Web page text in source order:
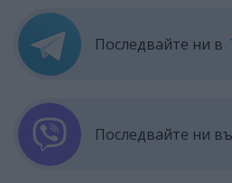
Последвайте ни в
Последвайте ни